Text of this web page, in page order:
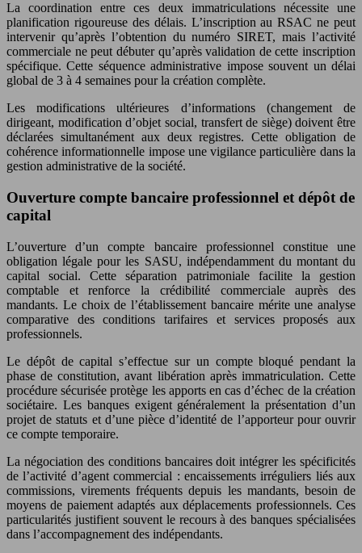
La coordination entre ces deux immatriculations nécessite une
planification rigoureuse des délais. L’inscription au RSAC ne peut
intervenir qu’après l’obtention du numéro SIRET, mais l’activité
commerciale ne peut débuter qu’après validation de cette inscription
spécifique. Cette séquence administrative impose souvent un délai
global de 3 à 4 semaines pour la création complète.
Les modifications ultérieures d’informations (changement de
dirigeant, modification d’objet social, transfert de siège) doivent être
déclarées simultanément aux deux registres. Cette obligation de
cohérence informationnelle impose une vigilance particulière dans la
gestion administrative de la société.
Ouverture compte bancaire professionnel et dépôt de
capital
L’ouverture d’un compte bancaire professionnel constitue une
obligation légale pour les SASU, indépendamment du montant du
capital social. Cette séparation patrimoniale facilite la gestion
comptable et renforce la crédibilité commerciale auprès des
mandants. Le choix de l’établissement bancaire mérite une analyse
comparative des conditions tarifaires et services proposés aux
professionnels.
Le dépôt de capital s’effectue sur un compte bloqué pendant la
phase de constitution, avant libération après immatriculation. Cette
procédure sécurisée protège les apports en cas d’échec de la création
sociétaire. Les banques exigent généralement la présentation d’un
projet de statuts et d’une pièce d’identité de l’apporteur pour ouvrir
ce compte temporaire.
La négociation des conditions bancaires doit intégrer les spécificités
de l’activité d’agent commercial : encaissements irréguliers liés aux
commissions, virements fréquents depuis les mandants, besoin de
moyens de paiement adaptés aux déplacements professionnels. Ces
particularités justifient souvent le recours à des banques spécialisées
dans l’accompagnement des indépendants.